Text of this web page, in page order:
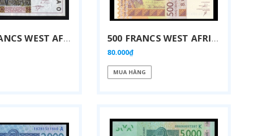
10000 FRANCS WEST AFRICAN STATES 2002 500 FRANCS WEST AFRICAN STATES 2012
80.000₫
MUA HÀNG